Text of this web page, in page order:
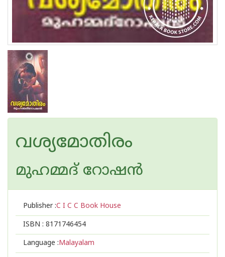
വശ്യമോതിരം
മുഹമ്മദ് റോഷന്‍
Publisher :C I C C Book House
ISBN : 8171746454
Language :Malayalam